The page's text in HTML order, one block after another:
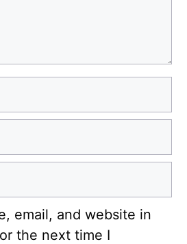
email, and website in
the next time I